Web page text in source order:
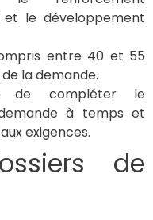
et le développement
entre 40 et 55
la demande.
de compléter le
à temps et
exigences.
de